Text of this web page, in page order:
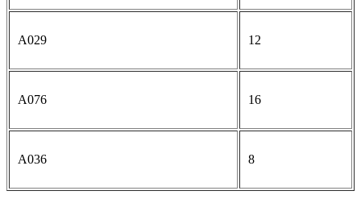
A029 12
A076 16
A036 8